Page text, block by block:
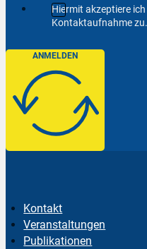
Hiermit akzeptiere
Kontaktaufnahme zu.
ANMELDEN
Kontakt
Veranstaltungen
Publikationen